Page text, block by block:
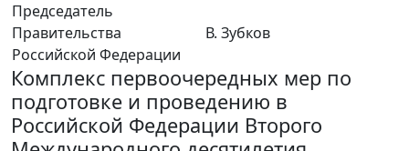
Председатель
Правительства
Российской Федерации
В. Зубков
Комплекс первоочередных мер по
подготовке и проведению в
Российской Федерации Второго